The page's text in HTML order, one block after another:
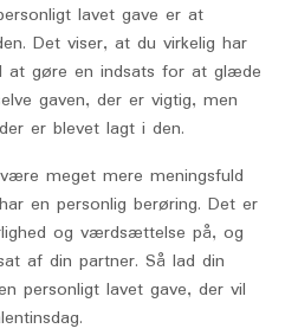
lavet gave er at
Det viser, at du virkelig har
gøre en indsats for at glæde
gaven, der er vigtig, men
er blevet lagt i den.
meget mere meningsfuld
en personlig berøring. Det er
og værdsættelse på, og
af din partner. Så lad din
personligt lavet gave, der vil